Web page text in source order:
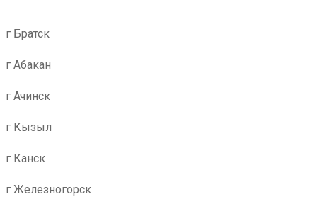
г Братск
г Абакан
г Ачинск
г Кызыл
г Канск
г Железногорск